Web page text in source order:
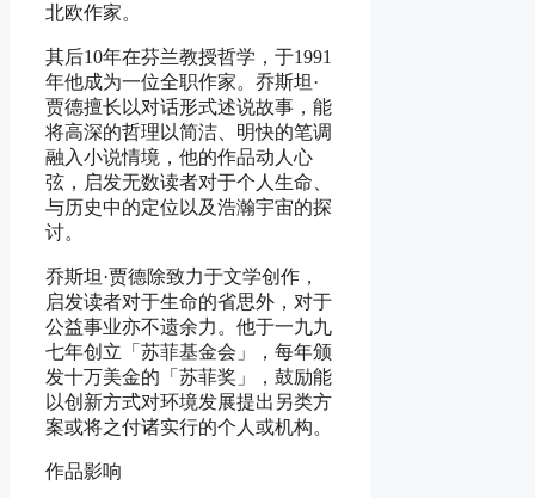
北欧作家。
其后10年在芬兰教授哲学，于1991
年他成为一位全职作家。乔斯坦·
贾德擅长以对话形式述说故事，能
将高深的哲理以简洁、明快的笔调
融入小说情境，他的作品动人心
弦，启发无数读者对于个人生命、
与历史中的定位以及浩瀚宇宙的探
讨。
乔斯坦·贾德除致力于文学创作，
启发读者对于生命的省思外，对于
公益事业亦不遗余力。他于一九九
七年创立「苏菲基金会」，每年颁
发十万美金的「苏菲奖」，鼓励能
以创新方式对环境发展提出另类方
案或将之付诸实行的个人或机构。
作品影响